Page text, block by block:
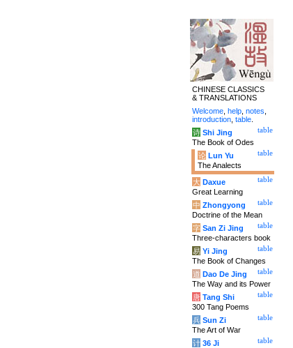
CHINESE CLASSICS
& TRANSLATIONS
Welcome help notes
introduction table
table
诗 Shi Jing
The Book of Odes
table
论 Lun Yu
The Analects
table
大 Daxue
Great Learning
table
中 Zhongyong
Doctrine of the Mean
table
字 San Zi Jing
Three-characters book
table
易 Yi Jing
The Book of Changes
table
道 Dao De Jing
The Way and its Power
table
唐 Tang Shi
300 Tang Poems
table
兵 Sun Zi
The Art of War
table
计 36 Ji